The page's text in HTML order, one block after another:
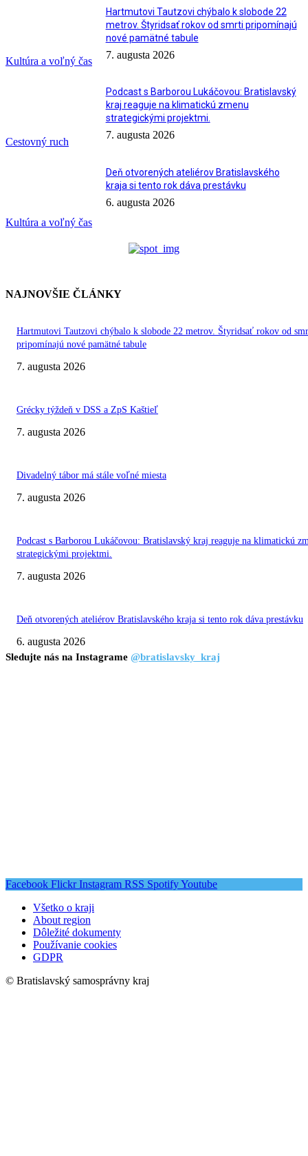
Kultúra a voľný čas
Hartmutovi Tautzovi chýbalo k slobode 22
metrov. Štyridsať rokov od smrti pripomínajú
nové pamätné tabule
7. augusta 2026
Cestovný ruch
Podcast s Barborou Lukáčovou: Bratislavský
kraj reaguje na klimatickú zmenu
strategickými projektmi.
7. augusta 2026
Kultúra a voľný čas
Deň otvorených ateliérov Bratislavského
kraja si tento rok dáva prestávku
6. augusta 2026
NAJNOVŠIE ČLÁNKY
Hartmutovi Tautzovi chýbalo k slobode 22 metrov. Štyridsať rokov od
pripomínajú nové pamätné tabule
7. augusta 2026
Grécky týždeň v DSS a ZpS Kaštieľ
7. augusta 2026
Divadelný tábor má stále voľné miesta
7. augusta 2026
Podcast s Barborou Lukáčovou: Bratislavský kraj reaguje na klimatickú
strategickými projektmi.
7. augusta 2026
Deň otvorených ateliérov Bratislavského kraja si tento rok dáva prestávku
6. augusta 2026
Sledujte nás na Instagrame @bratislavsky_kraj
Facebook Flickr Instagram RSS SpotifyYoutube
Všetko o kraji
About region
Dôležité dokumenty
Používanie cookies
GDPR
© Bratislavský samosprávny kraj